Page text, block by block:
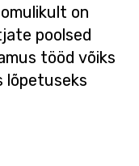
on
poolsed
tööd võiks
lõpetuseks